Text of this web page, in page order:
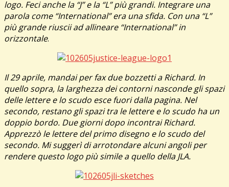
logo. Feci anche la “J” e la “L” più grandi. Integrare una
parola come “International” era una sfida. Con una “L”
più grande riuscii ad allineare “International” in
orizzontale.
Il 29 aprile, mandai per fax due bozzetti a Richard. In
quello sopra, la larghezza dei contorni nasconde gli spazi
delle lettere e lo scudo esce fuori dalla pagina. Nel
secondo, restano gli spazi tra le lettere e lo scudo ha un
doppio bordo. Due giorni dopo incontrai Richard.
Apprezzò le lettere del primo disegno e lo scudo del
secondo. Mi suggerì di arrotondare alcuni angoli per
rendere questo logo più simile a quello della JLA.